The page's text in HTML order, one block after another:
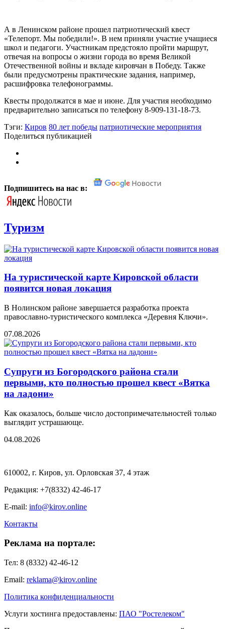
А в Ленинском районе прошел патриотический квест
«Телепорт. Мы победили!». В нем приняли участие учащиеся
школ и педагоги. Участникам предстояло пройти маршрут,
отвечая на вопросы о жизни города во время Великой
Отечественной войны и вкладе кировчан в Победу. Также
были предусмотрены практические задания, например,
расшифровка телефонограммы.
Квесты продолжатся в мае и июне. Для участия необходимо
предварительно записаться по телефону 8-909-131-18-73.
Тэги: Киров 80 лет победы патриотические мероприятия
Поделиться публикацией
Подпишитесь на нас в:
Туризм
На туристической карте Кировской области
появится новая локация
В Нолинском районе завершается разработка проекта
православно-туристического комплекса «Деревня Ключи».
07.08.2026
Супруги из Богородского района стали
первыми, кто полностью прошел квест «Вятка
на ладони»
Как оказалось, больше число достопримечательностей только
выглядит устрашающе.
04.08.2026
610002, г. Киров, ул. Орловская 37, 4 этаж
Редакция: +7(8332) 42-46-17
E-mail: info@kirov.online
Контакты
Реклама на портале:
Тел: 8 (8332) 42-46-12
Email: reklama@kirov.online
Политика конфиденциальности
Услуги хостинга предоставлены: ПАО "Ростелеком"